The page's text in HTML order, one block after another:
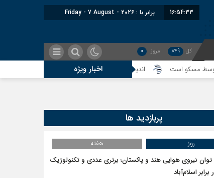
16:54:33 برابر با : Friday - 7 August - 2026
کل 849 امروز 0
اخبار ویژه است اندیشکده آمریکایی: حمایت پاکستان از ایران نمادین بود؛
پربازدید ها
روز
هفته
توان نیروی هوایی هند و پاکستان؛ برتری عددی و تکنولوژیک
اسلام‌آباد